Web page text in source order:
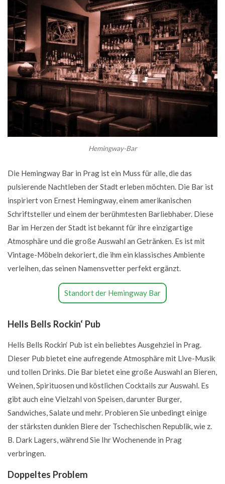
Hemingway-Bar
Die Hemingway Bar in Prag ist ein Muss für alle, die das
pulsierende Nachtleben der Stadt erleben möchten. Die Bar ist
inspiriert von Ernest Hemingway, einem amerikanischen
Schriftsteller und einem der berühmtesten Barliebhaber. Diese
Bar im Herzen der Stadt ist bekannt für ihre einzigartige
Atmosphäre und die große Auswahl an Getränken. Es ist mit
Vintage-Möbeln dekoriert, die ihm ein klassisches Ambiente
verleihen, das seinen Namensvetter perfekt ergänzt.
Standort der Hemingway Bar
Hells Bells Rockin‘ Pub
Hells Bells Rockin‘ Pub ist ein beliebtes Ausgehziel in Prag.
Dieser Pub bietet eine aufregende Atmosphäre mit Live-Musik
und tollen Drinks. Die Bar bietet eine große Auswahl an Bieren,
Weinen, Spirituosen und köstlichen Cocktails zur Auswahl. Es
gibt auch eine Vielzahl von Speisen, darunter Burger,
Sandwiches, Salate und mehr. Probieren Sie unbedingt einige
der stärksten dunklen Biere der Tschechischen Republik, wie z.
B. Dark Lagers, während Sie Ihr Wochenende in Prag
verbringen.
Doppeltes Problem